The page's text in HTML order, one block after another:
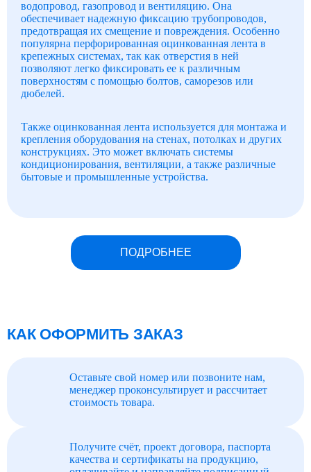
водопровод, газопровод и вентиляцию. Она
обеспечивает надежную фиксацию трубопроводов,
предотвращая их смещение и повреждения. Особенно
популярна перфорированная оцинкованная лента в
крепежных системах, так как отверстия в ней
позволяют легко фиксировать ее к различным
поверхностям с помощью болтов, саморезов или
дюбелей.
Также оцинкованная лента используется для монтажа и
крепления оборудования на стенах, потолках и других
конструкциях. Это может включать системы
кондиционирования, вентиляции, а также различные
бытовые и промышленные устройства.
ПОДРОБНЕЕ
КАК ОФОРМИТЬ ЗАКАЗ
Оставьте свой номер или позвоните нам,
менеджер проконсультирует и рассчитает
стоимость товара.
Получите счёт, проект договора, паспорта
качества и сертификаты на продукцию,